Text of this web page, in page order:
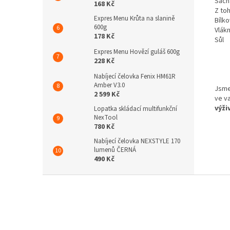
168 Kč
Expres Menu Krůta na slanině
600g
178 Kč
Expres Menu Hovězí guláš 600g
228 Kč
Nabíjecí čelovka Fenix HM61R
Amber V3.0
2 599 Kč
Lopatka skládací multifunkční
NexTool
780 Kč
Nabíjecí čelovka NEXSTYLE 170
lumenů ČERNÁ
490 Kč
Z
Sůl
ve